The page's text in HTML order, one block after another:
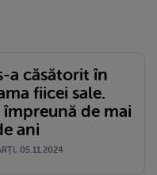
a căsătorit în
fiicei sale.
de mai
ani
05.11.2024